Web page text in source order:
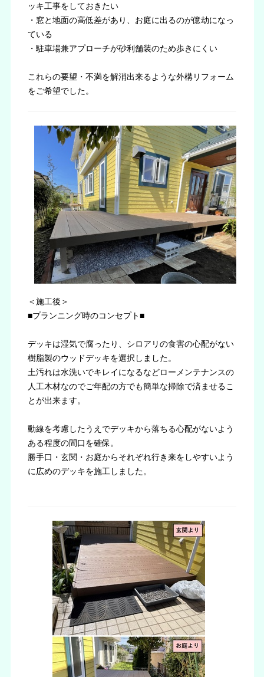
ッキ工事をしておきたい
・窓と地面の高低差があり、お庭に出るのが億劫になっ
ている
・駐車場兼アプローチが砂利舗装のため歩きにくい
これらの要望・不満を解消出来るような外構リフォーム
をご希望でした。
＜施工後＞
■プランニング時のコンセプト■
デッキは湿気で腐ったり、シロアリの食害の心配がない
樹脂製のウッドデッキを選択しました。
土汚れは水洗いでキレイになるなどローメンテナンスの
人工木材なのでご年配の方でも簡単な掃除で済ませるこ
とが出来ます。
動線を考慮したうえでデッキから落ちる心配がないよう
ある程度の間口を確保。
勝手口・玄関・お庭からそれぞれ行き来をしやすいよう
に広めのデッキを施工しました。